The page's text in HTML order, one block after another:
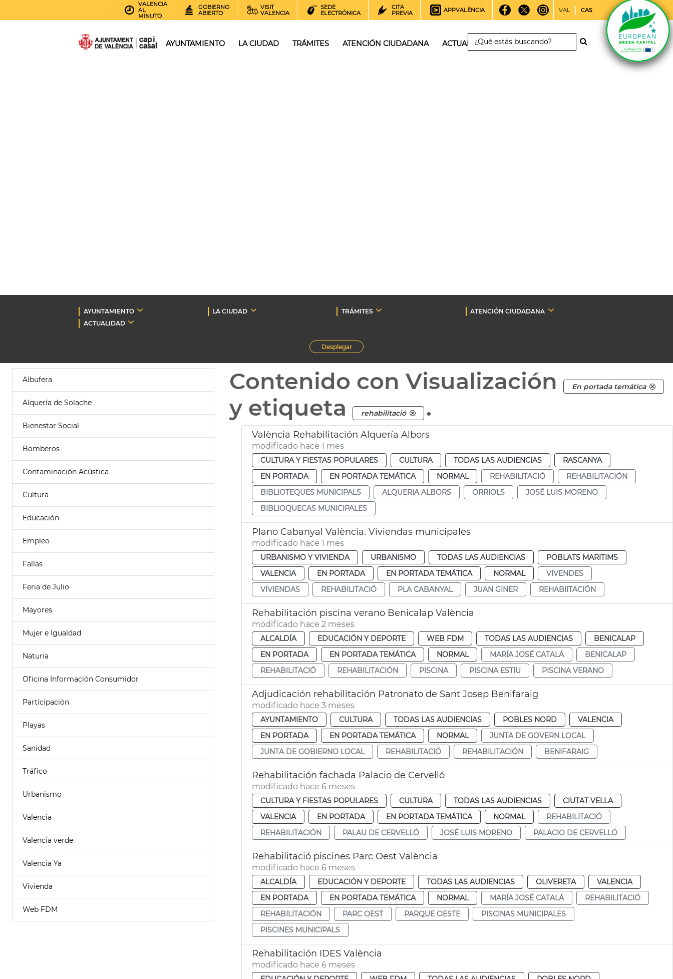
VALENCIA
AL
MINUTO
GOBIERNO
ABIERTO
VISIT
VALENCIA
SEDE
ELECTRÓNICA
CITA
PREVIA
APPVALÈNCIA VAL CAS
AYUNTAMIENTO LA CIUDAD TRÁMITES ATENCIÓN CIUDADANA ACTUALIDAD
AYUNTAMIENTO LA CIUDAD TRÁMITES
ATENCIÓN CIUDADANA
ACTUALIDAD
Desplegar
Albufera
Alquería de Solache
Bienestar Social
Bomberos
Contaminación Acústica
Cultura
Educación
Empleo
Fallas
Feria de Julio
Mayores
Mujer e Igualdad
Naturia
Oficina Información Consumidor
Participación
Playas
Sanidad
Tráfico
Urbanismo
Valencia
Valencia verde
Valencia Ya
Vivienda
Web FDM
Contenido con Visualización En portada temática
y etiqueta rehabilitació .
València Rehabilitación Alquería Albors
modificado hace 1 mes
CULTURA Y FIESTAS POPULARES CULTURA TODAS LAS AUDIENCIAS
RASCANYA
EN PORTADA
EN PORTADA TEMÁTICA NORMAL REHABILITACIÓ
REHABILITACIÓN
BIBLIOTEQUES MUNICIPALS
ALQUERIA ALBORS ORRIOLS
JOSÉ LUIS MORENO
BIBLIOQUECAS MUNICIPALES
Plano Cabanyal València. Viviendas municipales
modificado hace 1 mes
URBANISMO Y VIVIENDA URBANISMO TODAS LAS AUDIENCIAS
POBLATS MARITIMS
VALENCIA
EN PORTADA EN PORTADA TEMÁTICA NORMAL
VIVENDES
VIVIENDAS
REHABILITACIÓ PLA CABANYAL JUAN GINER REHABIITACIÓN
Rehabilitación piscina verano Benicalap València
modificado hace 2 meses
ALCALDÍA EDUCACIÓN Y DEPORTE WEB FDM TODAS LAS AUDIENCIAS
BENICALAP
EN PORTADA
EN PORTADA TEMÁTICA NORMAL MARÍA JOSÉ CATALÁ
BENICALAP
REHABILITACIÓ
REHABILITACIÓN PISCINA PISCINA ESTIU PISCINA VERANO
Adjudicación rehabilitación Patronato de Sant Josep Benifaraig
modificado hace 3 meses
AYUNTAMIENTO CULTURA TODAS LAS AUDIENCIAS POBLES NORD
VALENCIA
EN PORTADA
EN PORTADA TEMÁTICA NORMAL
JUNTA DE GOVERN LOCAL
JUNTA DE GOBIERNO LOCAL
REHABILITACIÓ REHABILITACIÓN BENIFARAIG
Rehabilitación fachada Palacio de Cervelló
modificado hace 6 meses
CULTURA Y FIESTAS POPULARES CULTURA TODAS LAS AUDIENCIAS
CIUTAT VELLA
VALENCIA
EN PORTADA EN PORTADA TEMÁTICA NORMAL
REHABILITACIÓ
REHABILITACIÓN
PALAU DE CERVELLÓ JOSÉ LUIS MORENO PALACIO DE CERVELLÓ
Rehabilitació piscines Parc Oest València
modificado hace 6 meses
ALCALDÍA EDUCACIÓN Y DEPORTE TODAS LAS AUDIENCIAS OLIVERETA
VALENCIA
EN PORTADA
EN PORTADA TEMÁTICA NORMAL MARÍA JOSÉ CATALÁ
REHABILITACIÓ
REHABILITACIÓN
PARC OEST PARQUE OESTE
PISCINAS MUNICIPALES
PISCINES MUNICIPALS
Rehabilitación IDES València
modificado hace 6 meses